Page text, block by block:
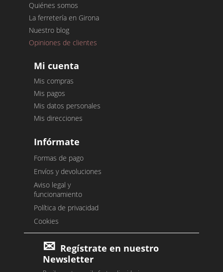
Quiénes somos
La ferretería en Girona
Nuestro blog
Opiniones de clientes
Mi cuenta
Mis compras
Mis pagos
Mis datos personales
Mis direcciones
Infórmate
Formas de pago
Envíos y devoluciones
Aviso legal y
funcionamiento
Política de privacidad
Cookies
Regístrate en nuestro
Newsletter